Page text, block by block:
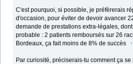
C'est pourquoi, si possible, je préfèrerais
d'occasion, pour éviter de devoir avancer
demande de prestations extra-légales,
probable : 2 patients remboursés sur 26
Bordeaux, ça fait moins de 8% de succès
Par curiosité, préciserais-tu comment ça